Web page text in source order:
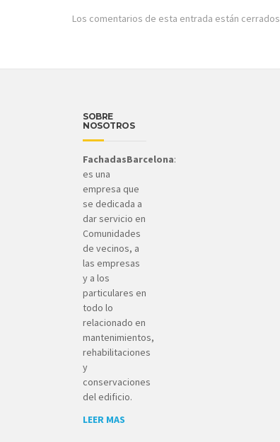
Los comentarios de esta entrada están cerrados
SOBRE
NOSOTROS
FachadasBarcelona:
es una
empresa que
se dedicada a
dar servicio en
Comunidades
de vecinos, a
las empresas
y a los
particulares en
todo lo
relacionado en
mantenimientos,
rehabilitaciones
y
conservaciones
del edificio.
LEER MAS